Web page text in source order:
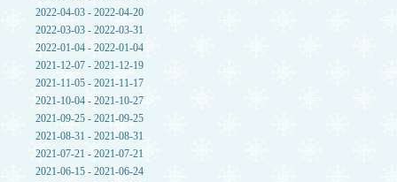
2022-04-03 - 2022-04-20
2022-03-03 - 2022-03-31
2022-01-04 - 2022-01-04
2021-12-07 - 2021-12-19
2021-11-05 - 2021-11-17
2021-10-04 - 2021-10-27
2021-09-25 - 2021-09-25
2021-08-31 - 2021-08-31
2021-07-21 - 2021-07-21
2021-06-15 - 2021-06-24